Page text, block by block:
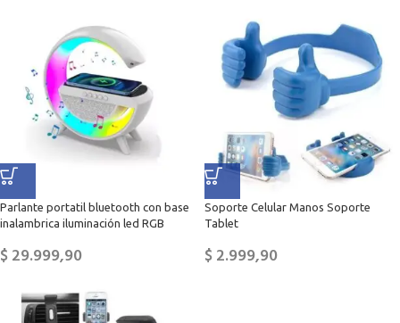
Parlante portatil bluetooth con base
inalambrica iluminación led RGB
$29.999,90
Soporte Celular Manos Soporte
Tablet
$2.999,90